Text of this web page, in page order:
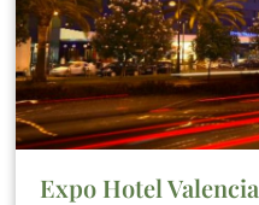
Expo Hotel Valencia